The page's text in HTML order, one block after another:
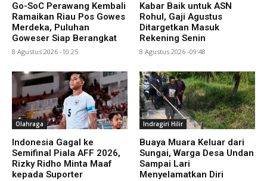
Go-SoC Perawang Kembali
Ramaikan Riau Pos Gowes
Merdeka, Puluhan
Goweser Siap Berangkat
8 Agustus 2026 -10:25
Kabar Baik untuk ASN
Rohul, Gaji Agustus
Ditargetkan Masuk
Rekening Senin
8 Agustus 2026 -09:48
Olahraga
Indonesia Gagal ke
Semifinal Piala AFF 2026,
Rizky Ridho Minta Maaf
kepada Suporter
Indragiri Hilir
Buaya Muara Keluar dari
Sungai, Warga Desa Undan
Sampai Lari
Menyelamatkan Diri